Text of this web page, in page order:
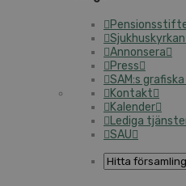
Sjukhuskyrkan
Annonsera
Press
SAM:s grafiska
Kontakt
Kalender
Lediga
SAU